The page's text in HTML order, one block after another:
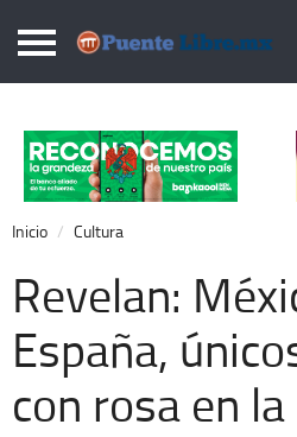
Puentelibre.mx
Local
Nacional
Opinión
Cronos
Economía
Espectáculos
Inicio Cultura
Revelan:
España,
con rosa en